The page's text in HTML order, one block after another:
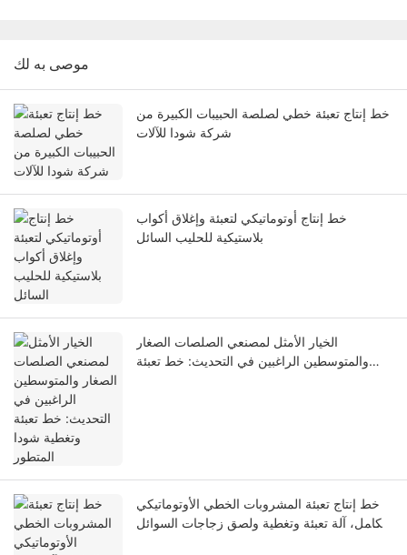
موصى به لك
خط إنتاج تعبئة خطي لصلصة الحبيبات الكبيرة من
شركة شودا للآلات
خط إنتاج أوتوماتيكي لتعبئة وإغلاق أكواب
بلاستيكية للحليب السائل
الخيار الأمثل لمصنعي الصلصات الصغار
والمتوسطين الراغبين في التحديث: خط تعبئة
خط إنتاج تعبئة المشروبات الخطي الأوتوماتيكي
بالكامل، آلة تعبئة وتغطية ولصق زجاجات السوائل